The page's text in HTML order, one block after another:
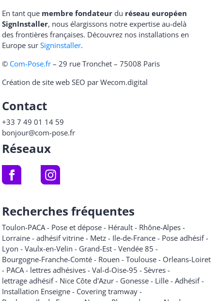
En tant que membre fondateur du réseau européen
SignInstaller, nous élargissons notre expertise au-delà
des frontières françaises. Découvrez nos installations en
Europe sur Signinstaller.
© Com-Pose.fr – 29 rue Tronchet – 75008 Paris
Création de site web SEO par Wecom.digital
Contact
+33 7 49 01 14 59
bonjour@com-pose.fr
Réseaux
Recherches fréquentes
Toulon-PACA - Pose et dépose - Hérault - Rhône-Alpes -
Lorraine - adhésif vitrine - Metz - Ile-de-France - Pose adhésif -
Lyon - Vaulx-en-Velin - Grand-Est - Vendée 85 -
Bourgogne-Franche-Comté - Rouen - Toulouse - Orleans-Loiret
- PACA - lettres adhésives - Val-d-Oise-95 - Sèvres -
lettrage adhésif - Nice Côte d'Azur - Gonesse - Lille - Adhésif -
Installation Enseigne - Covering tramway -